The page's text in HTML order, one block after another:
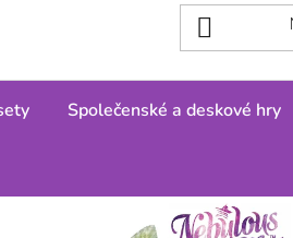
Společenské a deskové hry